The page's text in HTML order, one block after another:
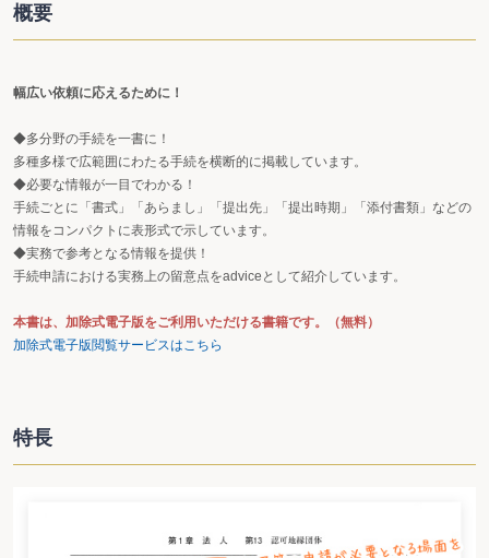
概要
幅広い依頼に応えるために！
◆多分野の手続を一書に！
多種多様で広範囲にわたる手続を横断的に掲載しています。
◆必要な情報が一目でわかる！
手続ごとに「書式」「あらまし」「提出先」「提出時期」「添付書類」などの
情報をコンパクトに表形式で示しています。
◆実務で参考となる情報を提供！
手続申請における実務上の留意点をadviceとして紹介しています。
本書は、加除式電子版をご利用いただける書籍です。（無料）
加除式電子版閲覧サービスはこちら
特長